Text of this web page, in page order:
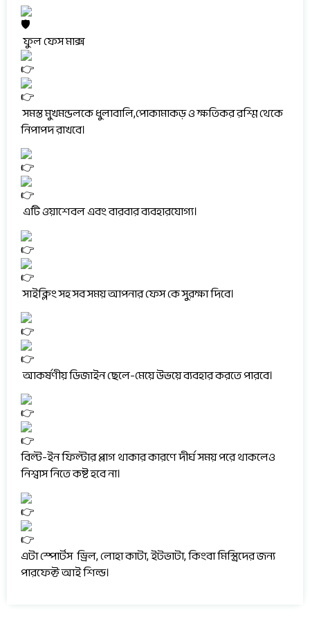
ফুল ফেস মাক্স
সমস্ত মুখমন্ডলকে ধুলাবালি,পোকামাকড় ও ক্ষতিকর রশ্মি থেকে
নিপাপদ রাখবে।
এটি ওয়াশেবল এবং বারবার ব্যবহারযোগ্য।
সাইক্লিং সহ সব সময় আপনার ফেস কে সুরক্ষা দিবে।
আকর্ষণীয় ডিজাইন ছেলে-মেয়ে উভয়ে ব্যবহার করতে পারবে।
বিল্ট-ইন ফিল্টার প্লাগ থাকার কারণে দীর্ঘ সময় পরে থাকলেও
নিশ্বাস নিতে কষ্ট হবে না।
এটা স্পোর্টস ড্রিল, লোহা কাটা, ইটভাটা, কিংবা মিস্ত্রিদের জন্য
পারফেক্ট আই শিল্ড।